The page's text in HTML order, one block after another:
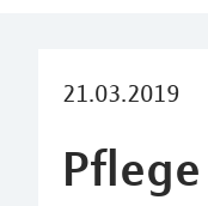
21.03.2019